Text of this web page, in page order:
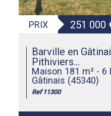
PRIX 251 000
Barville en
Pithiviers...
Maison 181 m² - 6
Gâtinais (45340)
Ref 11300